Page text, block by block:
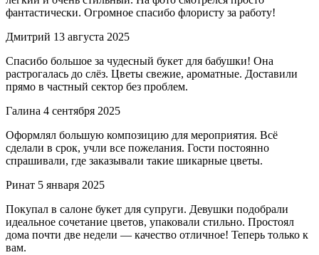
фантастически. Огромное спасибо флористу за работу!
Дмитрий 13 августа 2025
Спасибо большое за чудесный букет для бабушки! Она
растрогалась до слёз. Цветы свежие, ароматные. Доставили
прямо в частный сектор без проблем.
Галина 4 сентября 2025
Оформлял большую композицию для мероприятия. Всё
сделали в срок, учли все пожелания. Гости постоянно
спрашивали, где заказывали такие шикарные цветы.
Ринат 5 января 2025
Покупал в салоне букет для супруги. Девушки подобрали
идеальное сочетание цветов, упаковали стильно. Простоял
дома почти две недели — качество отличное! Теперь только к
вам.